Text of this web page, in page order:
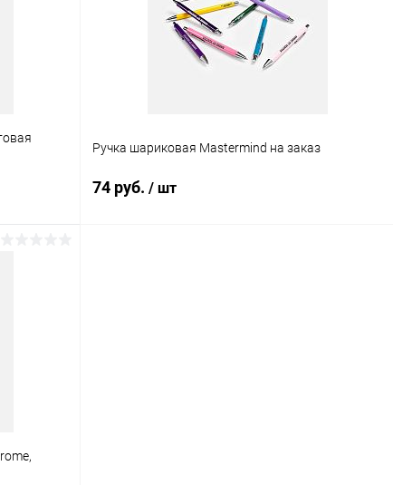
В избранное Под заказ
Ручка шариковая Mastermind на заказ
74 руб. / шт